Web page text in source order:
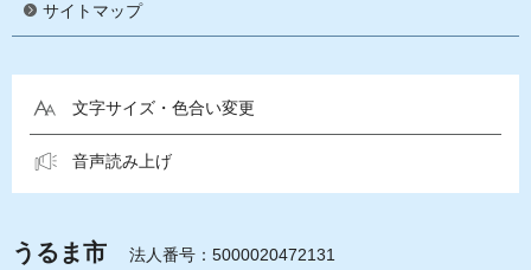
サイトマップ
文字サイズ・色合い変更
音声読み上げ
うるま市
法人番号：5000020472131